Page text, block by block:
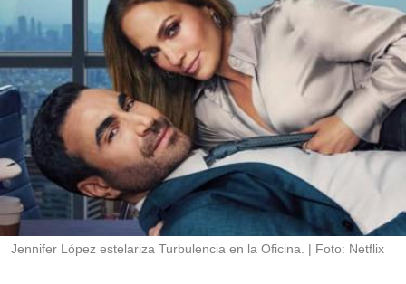
e
d
e
c
o
m
p
r
t
i
Jennifer López estelariza Turbulencia en la Oficina. Foto: Netflix